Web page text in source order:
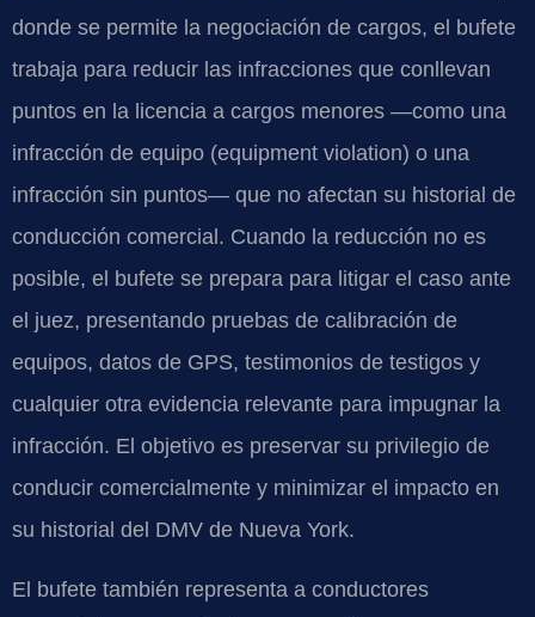
donde se permite la negociación de cargos, el bufete
trabaja para reducir las infracciones que conllevan
puntos en la licencia a cargos menores —como una
infracción de equipo (equipment violation) o una
infracción sin puntos— que no afectan su historial de
conducción comercial. Cuando la reducción no es
posible, el bufete se prepara para litigar el caso ante
el juez, presentando pruebas de calibración de
equipos, datos de GPS, testimonios de testigos y
cualquier otra evidencia relevante para impugnar la
infracción. El objetivo es preservar su privilegio de
conducir comercialmente y minimizar el impacto en
su historial del DMV de Nueva York.
El bufete también representa a conductores